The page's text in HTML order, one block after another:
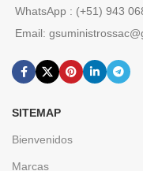
WhatsApp : (+51) 943
Email:
SITEMAP
Bienvenidos
Marcas